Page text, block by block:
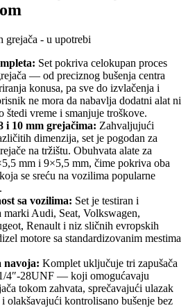
Set pokriva celokupan proces
— od preciznog bušenja centra
konusa, pa sve do izvlačenja i
ne mora da nabavlja dodatni alat ni
štedi vreme i smanjuje troškove.
i 10 mm grejačima: Zahvaljujući
dimenzija, set je pogodan za
na tržištu. Obuhvata alate za
mm i 9×5,5 mm, čime pokriva oba
se sreću na vozilima popularne
sa vozilima: Set je testiran i
marki Audi, Seat, Volkswagen,
Renault i niz sličnih evropskih
motore sa standardizovanim mestima
navoja: Komplet uključuje tri zapušača
28UNF — koji omogućavaju
tokom zahvata, sprečavajući ulazak
olakšavajući kontrolisano bušenje bez